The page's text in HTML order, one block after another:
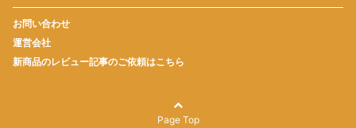
お問い合わせ
運営会社
新商品のレビュー記事のご依頼はこちら
Page Top